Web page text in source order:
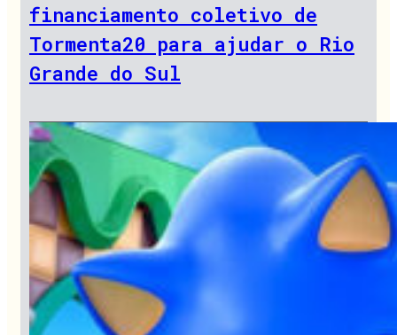
financiamento coletivo de
Tormenta20 para ajudar o Rio
Grande do Sul